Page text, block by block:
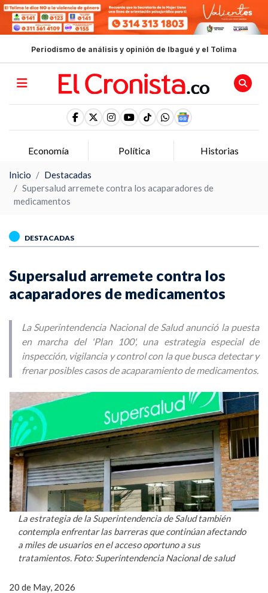
Periodismo de análisis y opinión de Ibagué y el Tolima
Economía Política Historias
Inicio
Destacadas
Supersalud arremete contra los acaparadores de
medicamentos
DESTACADAS
Supersalud arremete contra los
acaparadores de medicamentos
La Superintendencia Nacional de Salud anunció la puesta
en marcha del 'Plan 100', una estrategia especial de
inspección, vigilancia y control con la que busca detectar y
frenar posibles casos de acaparamiento de medicamentos.
La estrategia de la Superintendencia de Salud también
contempla enfrentar las barreras que continúan afectando
a miles de usuarios en el acceso oportuno a sus
tratamientos. Foto: Superintendencia Nacional de salud
20 de May, 2026